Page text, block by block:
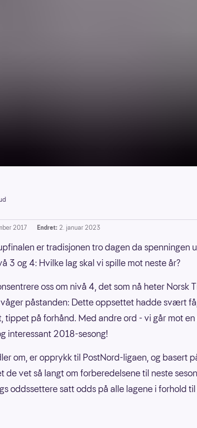
2017 Endret: 2. januar 2023
er tradisjonen tro dagen da spenningen
3 og 4: Hvilke lag skal vi spille mot neste år?
oss om nivå 4, det som nå heter Norsk
påstanden: Dette oppsettet hadde svært
tippet på forhånd. Med andre ord - vi går mot
interessant 2018-sesong!
om, er opprykk til PostNord-ligaen, og basert
de vet så langt om forberedelsene til neste
oddssettere satt odds på alle lagene i forhold